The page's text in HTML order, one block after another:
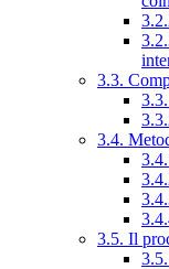
3.3.
3.4.
3.5. Il